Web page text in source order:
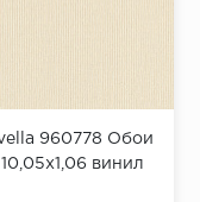
960778 Обои
винил